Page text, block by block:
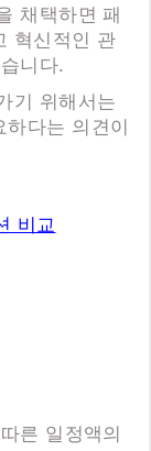
채택하면 패
혁신적인 관
니다.
기 위해서는
하다는 의견이
비교
른 일정액의